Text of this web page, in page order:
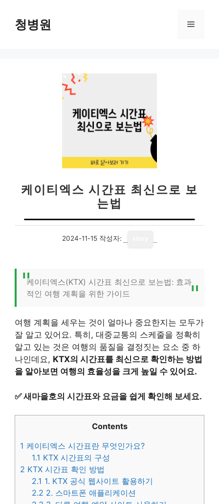
청병원 메
케이티엑스 시간표 최신으로 보
는법
2024-11-15 작성자:
케이티엑스(KTX) 시간표 최신으로 보는법: 효과
적인 여행 계획을 위한 가이드
여행 계획을 세우는 것이 얼마나 중요한지는 모두가
잘 알고 있어요. 특히, 대중교통의 스케줄을 정확히
알고 있는 것은 여행의 품질을 결정짓는 요소 중 하
나인데요, KTX의 시간표를 최신으로 확인하는 방법
을 알아보면 여행의 효율성을 크게 높일 수 있어요.
✅새마을호의 시간표와 요금을 쉽게 확인해 보세요.
Contents
1 케이티엑스 시간표란 무엇인가요?
1.1 KTX 시간표의 구성
2 KTX 시간표 확인 방법
2.1 1. KTX 공식 웹사이트 활용하기
2.2 2. 스마트폰 애플리케이션